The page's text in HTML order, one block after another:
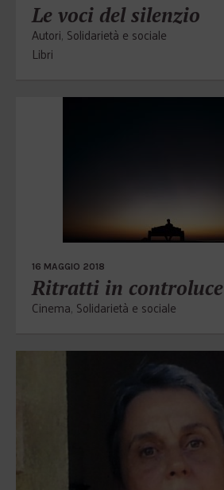
Le voci del silenzio
Autori, Solidarietà e sociale
Libri
16 MAGGIO 2018
Ritratti in controluce
Cinema, Solidarietà e sociale